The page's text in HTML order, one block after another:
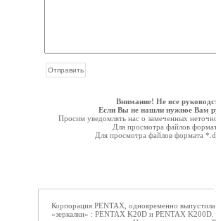
Внимание! Не все
Если Вы не нашли нужное Вам
Просим уведомлять нас о замеченных
Для просмотра файлов
Для просмотра файлов формата
Корпорация PENTAX, одновременно
«зеркалки» : PENTAX K20D и PENTAX K200D.